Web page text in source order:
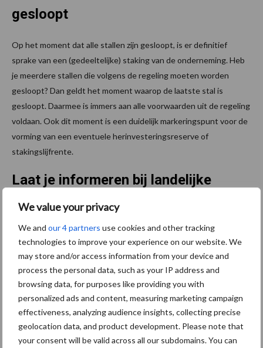
We value your privacy
We and our 4 partners use cookies and other tracking
technologies to improve your experience on our website. We
may store and/or access information from your device and
process the personal data, such as your IP address and
browsing data, for purposes like providing you with
personalized ads and content, measuring marketing campaign
effectiveness, analyzing audience insights, collecting precise
geolocation data, and product development. Please note that
your consent will be valid across all our subdomains. You can
gesloopt
Op het moment dat alle stallen zijn gesloopt, is er definitief
sprake van een (gedeeltelijke) staking van de onderneming. Heb
je meerdere stallen die volgens de regeling moeten worden
gesloopt? Dan geldt het moment waarop de laatste stal is
gesloopt. Daarmee is immers aan alle voorwaarden uit de regeling
voldaan. Ook dit moment is een duidelijk markeringspunt voor de
vorming van een eventuele herinvesteringsreserve of
stakingslijfrente.
Laat je informeren bij landelijke
beëindigingsregeling (Lbv)
Bij de keuze voor het moment van staking, is het belangrijk je
vooraf goed te laten informeren over de mogelijkheden en
gevolgen van de verschillende momenten. Twee zaken zijn met
name belangrijk bij het nemen van deze beslissing: de termijn
waarbinnen een eventuele herinvestering moet worden
uitgevoerd of een stakingslijfrente moet worden afgesloten en
de termijn waarbinnen je na staking ter voorkoming van
belastingrente de belasting moet betalen.